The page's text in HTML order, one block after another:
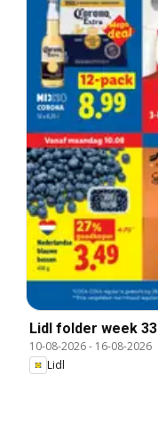
Lidl folder week 33
10-08-2026- 16-08-2026
Lidl